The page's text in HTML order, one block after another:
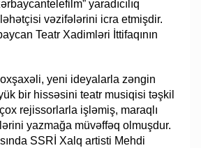
yaradıcılıq
vəzifələrini icra etmişdir.
Teatr Xadimləri İttifaqının
yeni ideyalarla zəngin
bir hissəsini teatr musiqisi təşkil
rejissorlarla işləmiş, maraqlı
yazmağa müvəffəq olmuşdur.
SSRİ Xalq artisti Mehdi